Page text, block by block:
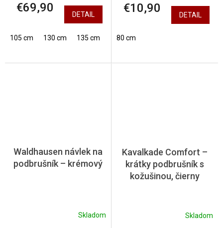
€69,90 DETAIL
105 cm 130 cm 135 cm 145 cm
€10,90 DETAIL
80 cm
Waldhausen návlek na
podbrušník – krémový
Skladom
Kavalkade Comfort –
krátky podbrušník s
kožušinou, čierny
Skladom